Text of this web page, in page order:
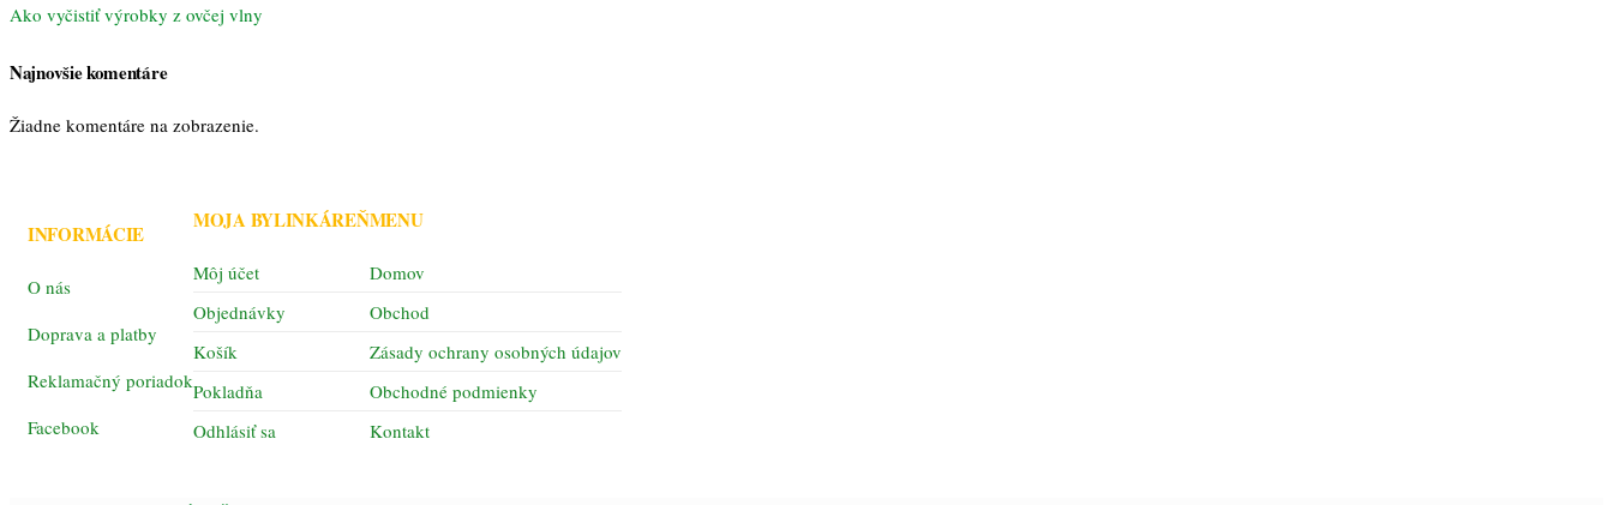
Ako vyčistiť výrobky z ovčej vlny
Najnovšie komentáre
Žiadne komentáre na zobrazenie.
INFORMÁCIE
O nás
Doprava a platby
Reklamačný poriadok
Facebook
MOJA BYLINKÁREŇ
Môj účet
Objednávky
Košík
Pokladňa
Odhlásiť sa
MENU
Domov
Obchod
Zásady ochrany osobných údajov
Obchodné podmienky
Kontakt